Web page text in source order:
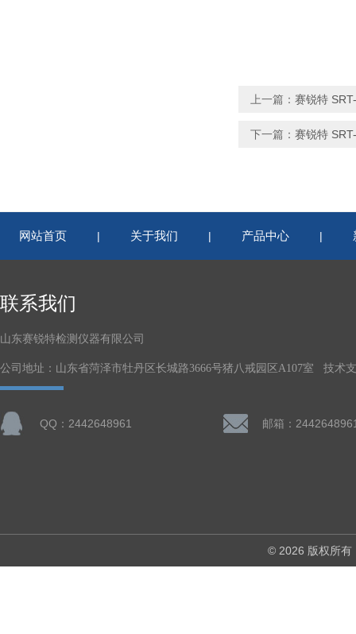
上一篇： 赛锐特
下一篇： 赛锐特
网站首页 | 关于我们 | 产品中心 |
联系我们
山东赛锐特检测仪器有限公司
公司地址：山东省菏泽市牡丹区长城路3666号猪八戒园区A107室 技术
QQ：2442648961 邮箱：
© 2026 版权所